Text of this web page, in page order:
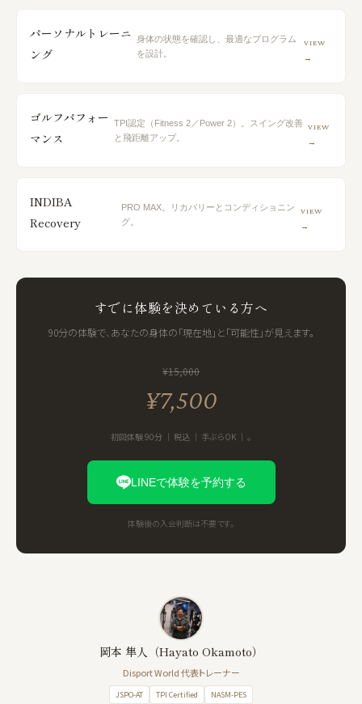
パーソナルトレーニ
ング
身体の状態を確認し、最適なプログラム
を設計。
VIEW
→
ゴルフパフォー
マンス
TPI認定（Fitness 2／Power 2）。スイング改善
と飛距離アップ。
VIEW
→
INDIBA
Recovery
PRO MAX。リカバリーとコンディショニン
グ。
VIEW
→
すでに体験を決めている方へ
90分の体験で、あなたの身体の「現在地」と「可能性」が見えます。
¥15,000
¥7,500
初回体験 90分 ｜ 税込 ｜ 手ぶらOK ｜ 。
LINEで体験を予約する
体験後の入会判断は不要です。
岡本 隼人（Hayato Okamoto）
Disport World 代表トレーナー
JSPO-AT TPI Certified NASM-PES